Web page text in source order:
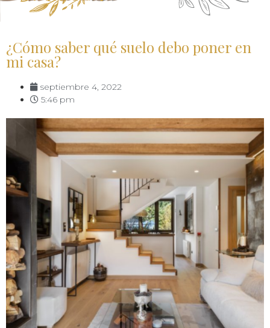
¿Cómo saber qué suelo debo poner en
mi casa?
septiembre 4, 2022
5:46 pm